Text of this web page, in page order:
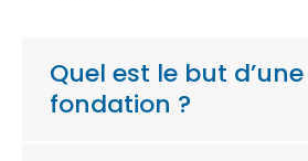
Quel est le but d’une
fondation ?